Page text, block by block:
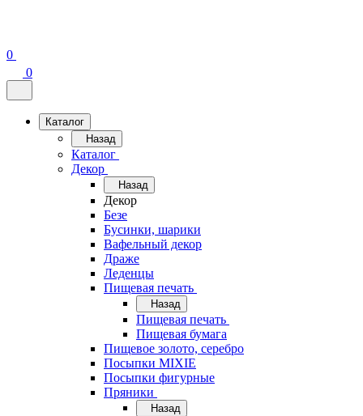
0
0
Каталог
Назад
Каталог
Декор
Назад
Декор
Безе
Бусинки, шарики
Вафельный декор
Драже
Леденцы
Пищевая печать
Назад
Пищевая печать
Пищевая бумага
Пищевое золото, серебро
Посыпки MIXIE
Посыпки фигурные
Пряники
Назад